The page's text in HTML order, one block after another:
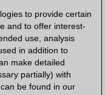
to provide certain
and to offer interest-
use, analysis
in addition to
make detailed
partially) with
be found in our